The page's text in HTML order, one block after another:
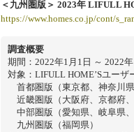
＜九州圏版＞ 2023年 LIFULL
https://www.homes.co.jp/cont/
調査概要
期間：2022年1月1日 ～ 2022
対象：LIFULL HOME’Sユーザ
首都圏版（東京都、神奈川
近畿圏版（大阪府、京都府
中部圏版（愛知県、岐阜県
九州圏版（福岡県）